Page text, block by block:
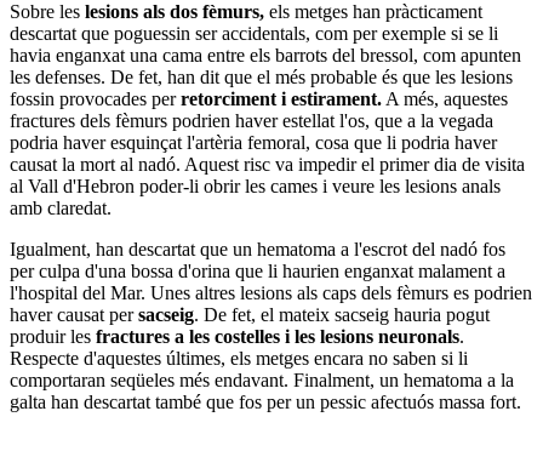
Sobre les lesions als dos fèmurs, els metges han pràcticament
descartat que poguessin ser accidentals, com per exemple si se li
havia enganxat una cama entre els barrots del bressol, com apunten
les defenses. De fet, han dit que el més probable és que les lesions
fossin provocades perretorciment i estirament.A més, aquestes
fractures dels fèmurs podrien haver estellat l'os, que a la vegada
podria haver esquinçat l'artèria femoral, cosa que li podria haver
causat la mort al nadó. Aquest risc va impedir el primer dia de visita
al Vall d'Hebron poder-li obrir les cames i veure les lesions anals
amb claredat.
Igualment, han descartat que un hematoma a l'escrot del nadó fos
per culpa d'una bossa d'orina que li haurien enganxat malament a
l'hospital del Mar. Unes altres lesions als caps dels fèmurs es podrien
haver causat persacseig. De fet, el mateix sacseig hauria pogut
produir les fractures a les costelles i les lesions neuronals.
Respecte d'aquestes últimes, els metges encara no saben si li
comportaran seqüeles més endavant. Finalment, un hematoma a la
galta han descartat també que fos per un pessic afectuós massa fort.